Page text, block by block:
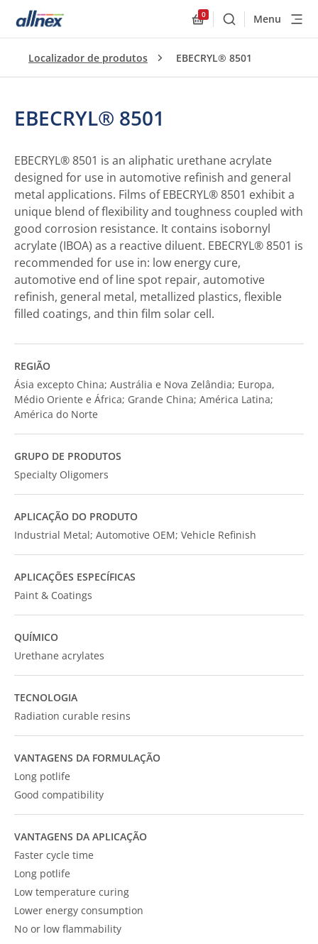
0
BuscarMenu
Localizador de produtos EBECRYL® 8501
EBECRYL® 8501
EBECRYL® 8501 is an aliphatic urethane acrylate
designed for use in automotive refinish and general
metal applications. Films of EBECRYL® 8501 exhibit a
unique blend of flexibility and toughness coupled with
good corrosion resistance. It contains isobornyl
acrylate (IBOA) as a reactive diluent. EBECRYL® 8501 is
recommended for use in: low energy cure,
automotive end of line spot repair, automotive
refinish, general metal, metallized plastics, flexible
filled coatings, and thin film solar cell.
REGIÃO
Ásia excepto China; Austrália e Nova Zelândia; Europa,
Médio Oriente e África; Grande China; América Latina;
América do Norte
GRUPO DE PRODUTOS
Specialty Oligomers
APLICAÇÃO DO PRODUTO
Industrial Metal; Automotive OEM; Vehicle Refinish
APLICAÇÕES ESPECÍFICAS
Paint & Coatings
QUÍMICO
Urethane acrylates
TECNOLOGIA
Radiation curable resins
VANTAGENS DA FORMULAÇÃO
Long potlife
Good compatibility
VANTAGENS DA APLICAÇÃO
Faster cycle time
Long potlife
Low temperature curing
Lower energy consumption
No or low flammability